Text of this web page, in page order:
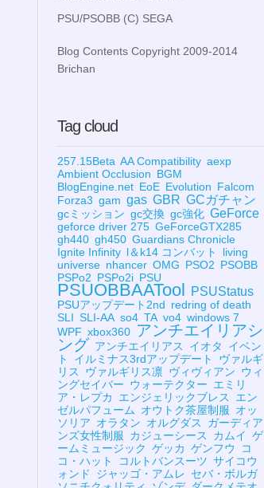
PSU/PSOBB (C) SEGA
Blog Contents Copyright 2009-2014
Brichan
Tag cloud
257.15Beta AA Compatibility aexp
Ambient Occlusion BGM
BlogEngine.net EoE Evolution Falcom
Forza3 gam gas GBR GCガチャン
gcミッション gc交換 gc強化 GeForce
geforce driver 275 GeForceGTX285
gh440 gh450 Guardians Chronicle
Ignite Infinity l＆k14 コンバット
living
universe nhancer OMG PSO2 PSOBB
PSPo2 PSPo2i PSU
PSUOBBAATool PSUStatus
PSUアップデート2nd redring of death
SLI SLI-AA so4 TA vo4 windows 7
WPF xbox360 アンチエイリアシ
ング アンチエイリアス イオタ
イベン
ト
イルミナス3rdアップデート
ヴァルギ
リス
ヴァルギリス凛 ヴィヴィアン ウィ
ングセイバー ウォーテクター エミリ
ア・レプカ
エンジェリックブレス
エン
ゼルパフューム
オウトク茶屋制服 オッ
ソリア オラタン オルグダス
ガーディア
ンズ女性制服 カジューシース カムイ ゲ
ームミュージック ゲッカ ゲンフウ
コ
コ・ハット
コルトバンスーツ サイコウ
ォンド
ジャッゴ・アムレ セバ・ボルガ